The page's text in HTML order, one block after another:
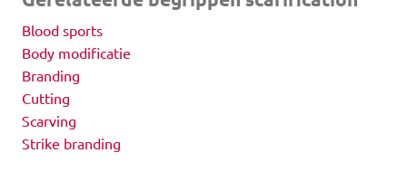
Blood sports
Body modificatie
Branding
Cutting
Scarving
Strike branding